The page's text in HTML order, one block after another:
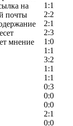
1:1
2:2
2:1
2:3
1:0
1:1
3:2
1:1
1:1
0:3
0:0
0:0
2:1
0:0
на
почты
мнение